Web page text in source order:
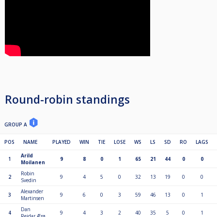
Round-robin standings
GROUP A
POS NAME PLAYED WIN TIE LOSE WS LS SD RO LAGS
1
Arild
Moilanen
9 8 0 1 65 21 44 0 0
2
Robin
Svedin
9 4 5 0 32 13 19 0 0
3
Alexander
Martinsen
9 6 0 3 59 46 13 0 1
4
Dan
9 4 3 2 40 35 5 0 1